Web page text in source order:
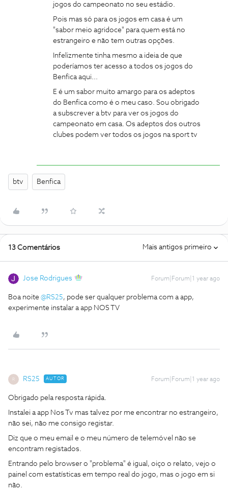
jogos do campeonato no seu estádio.
Pois mas só para os jogos em casa é um
"sabor meio agridoce" para quem está no
estrangeiro e não tem outras opções.
Infelizmente tinha mesmo a ideia de que
poderíamos ter acesso a todos os jogos do
Benfica aqui...
E é um sabor muito amargo para os adeptos
do Benfica como é o meu caso. Sou obrigado
a subscrever a btv para ver os jogos do
campeonato em casa. Os adeptos dos outros
clubes podem ver todos os jogos na sport tv
btv Benfica
13 Comentários Mais antigos primeiro
Jose Rodrigues Forum|Forum|1 year ago
Boa noite ​ @RS25, pode ser qualquer problema com a app,
experimente instalar a app NOS TV
R RS25 AUTOR Forum|Forum|1 year ago
Obrigado pela resposta rápida.
Instalei a app Nos Tv mas talvez por me encontrar no estrangeiro,
não sei, não me consigo registar.
Diz que o meu email e o meu número de telemóvel não se
encontram registados.
Entrando pelo browser o "problema" é igual, oiço o relato, vejo o
painel com estatísticas em tempo real do jogo, mas o jogo em si
não.